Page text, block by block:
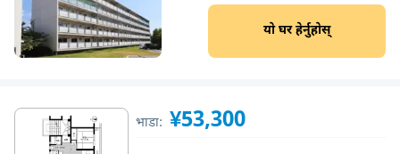
यो घर हेर्नुहोस्
भाडा: ¥53,300